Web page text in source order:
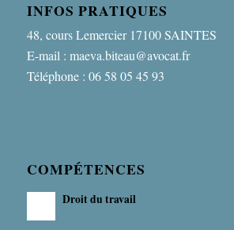
INFOS PRATIQUES
48, cours Lemercier 17100 SAINTES
E-mail : maeva.biteau@avocat.fr
Téléphone : 06 58 05 45 93
COMPÉTENCES
Droit du travail